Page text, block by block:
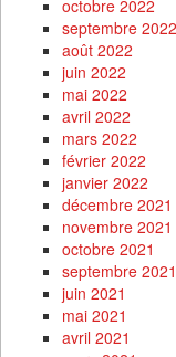
octobre 2022
septembre 2022
août 2022
juin 2022
mai 2022
avril 2022
mars 2022
février 2022
janvier 2022
décembre 2021
novembre 2021
octobre 2021
septembre 2021
juin 2021
mai 2021
avril 2021